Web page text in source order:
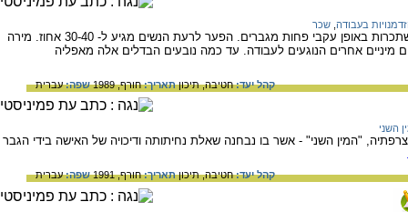
בעבודה שכר
ממצאי המחקרים האחרונים מורים שנשים משתכרות באופן עקבי פחות מגברים. הפער לרעת הנשים מגיע ל- 30-40 אחוז. מירה
אחרים הנוגעים לעבודה. עד כמה נובעים הבדלים אלה מאפליה
קהל יעד:חטיבה,תיכוןתאריך:חורף, 1989 שפה:עברית
השני
"המין השני" - אשר בו נבחנה שאלת נחיתותה ודיכויה של האישה בידי הגבר
קהל יעד:חטיבה,תיכוןתאריך:חורף, 1991 שפה:עברית